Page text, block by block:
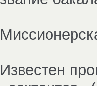
Известен